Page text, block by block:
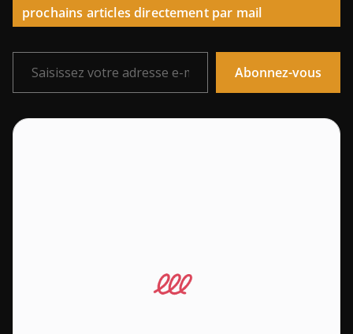
prochains articles directement par mail
Saisissez votre adresse e-mail…
Abonnez-vous